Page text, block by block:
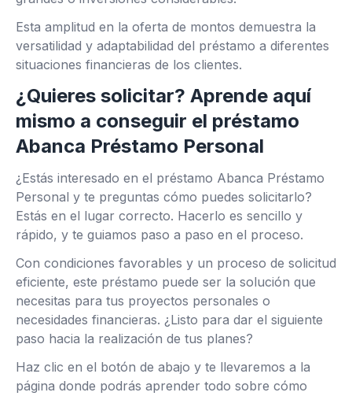
Esta amplitud en la oferta de montos demuestra la
versatilidad y adaptabilidad del préstamo a diferentes
situaciones financieras de los clientes.
¿Quieres solicitar? Aprende aquí
mismo a conseguir el préstamo
Abanca Préstamo Personal
¿Estás interesado en el préstamo Abanca Préstamo
Personal y te preguntas cómo puedes solicitarlo?
Estás en el lugar correcto. Hacerlo es sencillo y
rápido, y te guiamos paso a paso en el proceso.
Con condiciones favorables y un proceso de solicitud
eficiente, este préstamo puede ser la solución que
necesitas para tus proyectos personales o
necesidades financieras. ¿Listo para dar el siguiente
paso hacia la realización de tus planes?
Haz clic en el botón de abajo y te llevaremos a la
página donde podrás aprender todo sobre cómo